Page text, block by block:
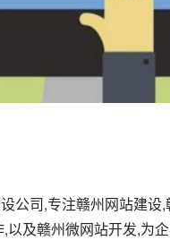
公司,专注赣州网站建
及赣州微网站开发,为